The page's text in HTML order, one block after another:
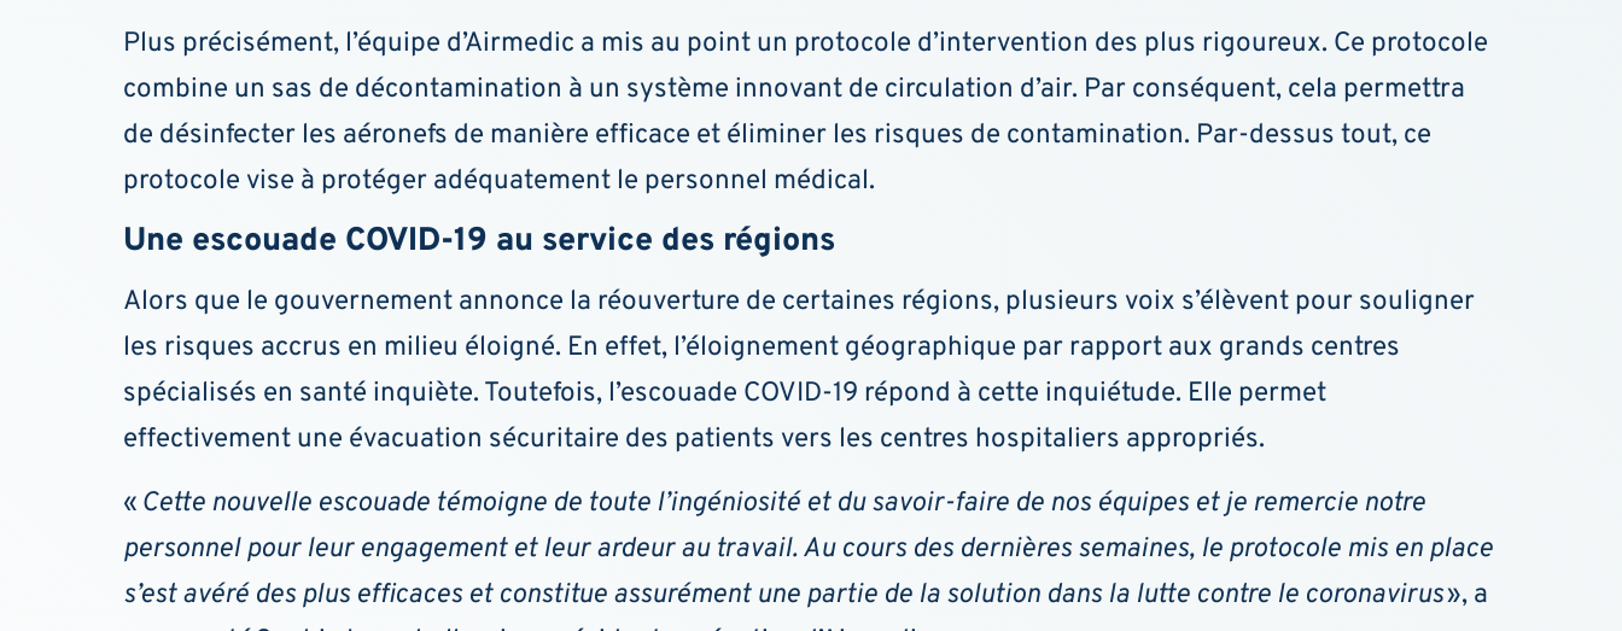
Plus précisément, l’équipe d’Airmedic a mis au point un protocole d’intervention des plus rigoureux. Ce protocole
combine un sas de décontamination à un système innovant de circulation d’air. Par conséquent, cela permettra
de désinfecter les aéronefs de manière efficace et éliminer les risques de contamination. Par-dessus tout, ce
protocole vise à protéger adéquatement le personnel médical.
Une escouade COVID-19 au service des régions
Alors que le gouvernement annonce la réouverture de certaines régions, plusieurs voix s’élèvent pour souligner
les risques accrus en milieu éloigné. En effet, l’éloignement géographique par rapport aux grands centres
spécialisés en santé inquiète. Toutefois, l’escouade COVID-19 répond à cette inquiétude. Elle permet
effectivement une évacuation sécuritaire des patients vers les centres hospitaliers appropriés.
« Cette nouvelle escouade témoigne de toute l’ingéniosité et du savoir-faire de nos équipes et je remercie notre
personnel pour leur engagement et leur ardeur au travail. Au cours des dernières semaines, le protocole mis en place
s’est avéré des plus efficaces et constitue assurément une partie de la solution dans la lutte contre le coronavirus», a